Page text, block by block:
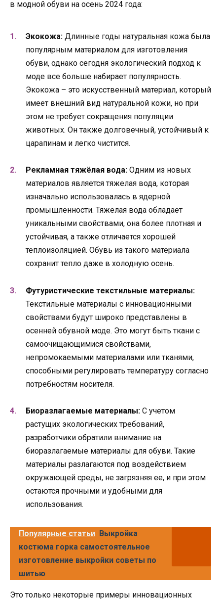
в модной обуви на осень 2024 года:
Экокожа: Длинные годы натуральная кожа была
популярным материалом для изготовления
обуви, однако сегодня экологический подход к
моде все больше набирает популярность.
Экокожа – это искусственный материал, который
имеет внешний вид натуральной кожи, но при
этом не требует сокращения популяции
животных. Он также долговечный, устойчивый к
царапинам и легко чистится.
Рекламная тяжёлая вода: Одним из новых
материалов является тяжелая вода, которая
изначально использовалась в ядерной
промышленности. Тяжелая вода обладает
уникальными свойствами, она более плотная и
устойчивая, а также отличается хорошей
теплоизоляцией. Обувь из такого материала
сохранит тепло даже в холодную осень.
Футуристические текстильные материалы:
Текстильные материалы с инновационными
свойствами будут широко представлены в
осенней обувной моде. Это могут быть ткани с
самоочищающимися свойствами,
непромокаемыми материалами или тканями,
способными регулировать температуру согласно
потребностям носителя.
Биоразлагаемые материалы: С учетом
растущих экологических требований,
разработчики обратили внимание на
биоразлагаемые материалы для обуви. Такие
материалы разлагаются под воздействием
окружающей среды, не загрязняя ее, и при этом
остаются прочными и удобными для
использования.
Популярные статьи Выкройка
костюма горка самостоятельное
изготовление выкройки советы по
шитью
Это только некоторые примеры инновационных